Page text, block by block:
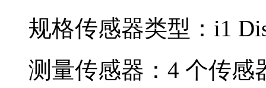
规格传感器类型：i1
测量传感器：4 个传感